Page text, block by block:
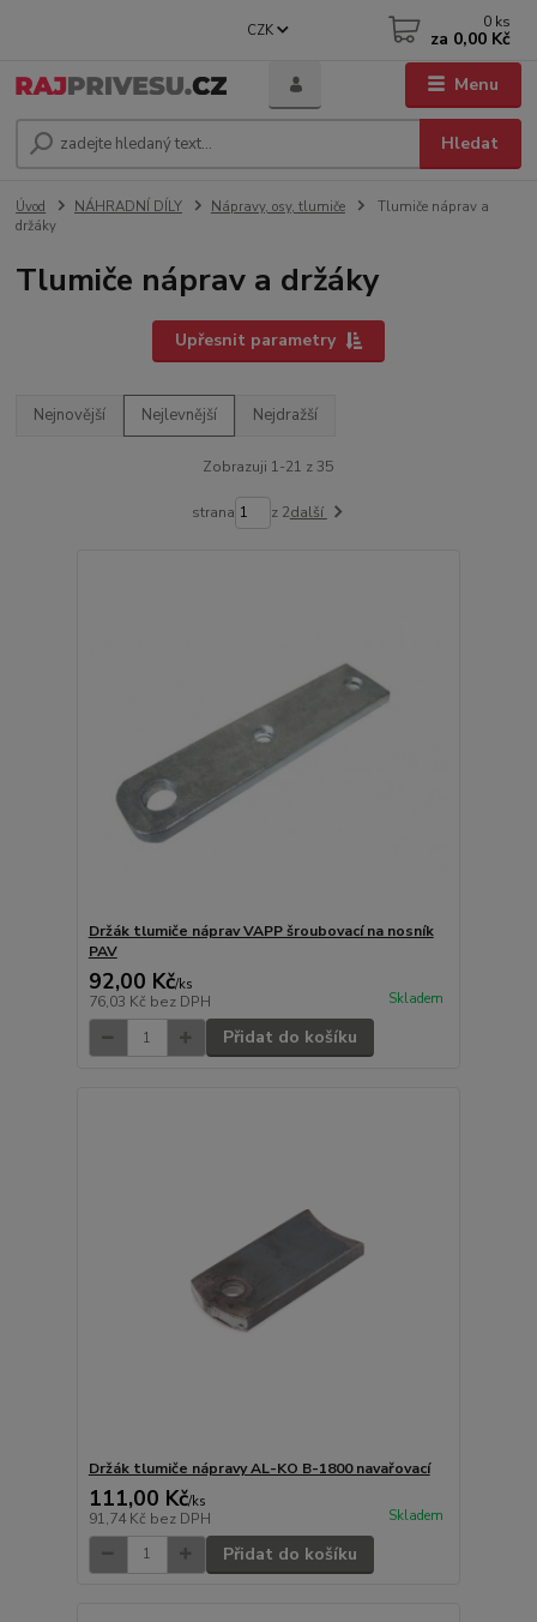
Menu
CZK
Hledat
0 ks
za 0,00 Kč
Úvod NÁHRADNÍ DÍLY Nápravy, osy, tlumiče
Tlumiče náprav a
držáky
Tlumiče náprav a držáky
Upřesnit parametry
Nejnovější Nejlevnější Nejdražší
Zobrazuji 1-21 z 35
strana z 2další
Držák tlumiče náprav VAPP šroubovací na nosník
PAV
92,00 Kč/ks
76,03 Kč bez DPH Skladem
Přidat do košíku
Držák tlumiče nápravy AL-KO B-1800 navařovací
111,00 Kč/ks
91,74 Kč bez DPH Skladem
Přidat do košíku